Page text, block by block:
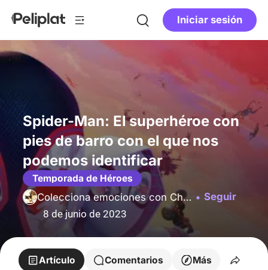
Iniciar sesión
Spider-Man: El superhéroe con
pies de barro con el que nos
podemos identificar
Temporada de Héroes
Colecciona emociones con Charlie
Seguir
8 de junio de 2023
Artículo Comentarios Más